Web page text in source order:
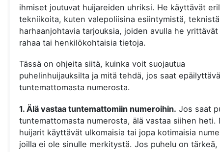
ihmiset joutuvat huijareiden uhriksi. He käyttävät
tekniikoita, kuten valepoliisina esiintymistä,
harhaanjohtavia tarjouksia, joiden avulla he yrittävät
rahaa tai henkilökohtaisia tietoja.
Tässä on ohjeita siitä, kuinka voit suojautua
puhelinhuijauksilta ja mitä tehdä, jos saat
tuntemattomasta numerosta.
1. Älä vastaa tuntemattomiin numeroihin. Jos saat
tuntemattomasta numerosta, älä vastaa siihen heti.
huijarit käyttävät ulkomaisia tai jopa kotimaisia
joilla ei ole sinulle merkitystä. Jos puhelu on